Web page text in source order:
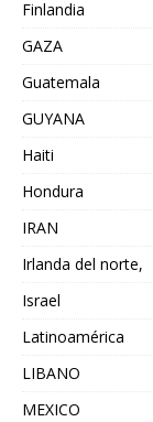
Finlandia
GAZA
Guatemala
GUYANA
Haiti
Hondura
IRAN
Irlanda del norte,
Israel
Latinoamérica
LIBANO
MEXICO